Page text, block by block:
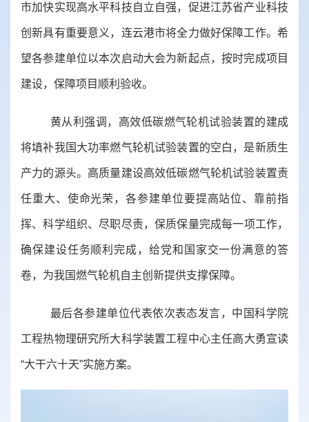
市加快实现高水平科技自立自强，促进江苏省产业科技
创新具有重要意义，连云港市将全力做好保障工作。希
望各参建单位以本次启动大会为新起点，按时完成项目
建设，保障项目顺利验收。
黄从利强调， 高效低碳燃气轮机试验装置的建成
将填补我国大功率燃气轮机试验装置的空白，是新质生
产力的源头。高质量建设高效低碳燃气轮机试验装置责
任重大、使命光荣，各参建单位要提高站位、 靠前指
挥、科学组织、尽职尽责，保质保量完成每一项工作，
确保建设任务顺利完成，给党和国家交一份满意的答
卷，为我国燃气轮机自主创新提供支撑保障。
最后各参建单位代表依次表态发言， 中国科学院
工程热物理研究所大科学装置工程中心主任高大勇宣读
“大干六十天”实施方案。